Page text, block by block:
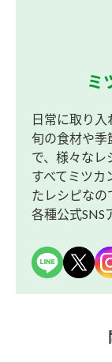
ミ
日常に取り入
旬の食材や季
で、様々なレ
すべてミツカ
たレシピなの
各種公式SNS